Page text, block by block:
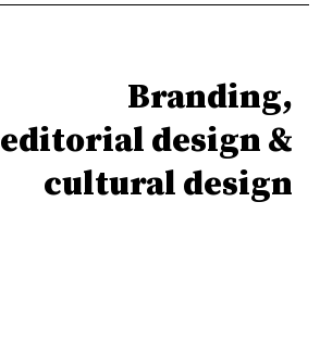
Branding,
editorial design &
cultural design